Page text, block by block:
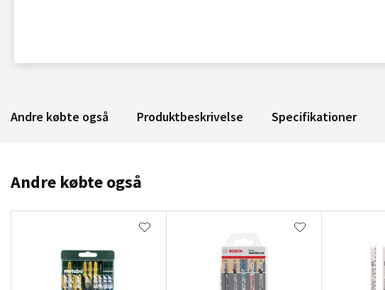
Andre købte også Produktbeskrivelse Specifikationer
Andre købte også